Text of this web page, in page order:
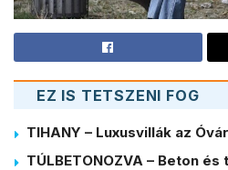
EZ IS TETSZENI FOG
TIHANY – Luxusvillák az
TÚLBETONOZVA – Beton